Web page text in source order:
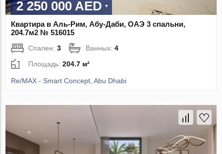
2 250 000 AED
Квартира в Аль-Рим, Абу-Даби, ОАЭ 3 спальни,
204.7м2 № 516015
Спален:3 Ванных:4
Площадь:204.7 м²
Re/MAX - Smart Concept, Abu Dhabi